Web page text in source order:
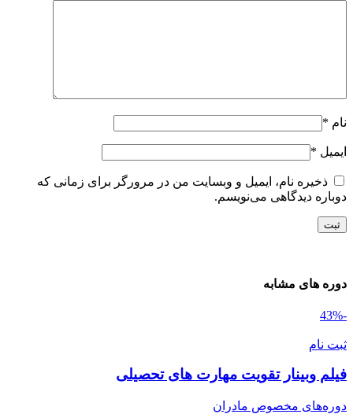
*
*
ذخیره نام، ایمیل و وبسایت من در مرورگر برای زمانی که
دیدگاهی می‌نویسم.
های مشابه
نام
وبینار تقویت مهارت های تحصیلی
مخصوص مادران